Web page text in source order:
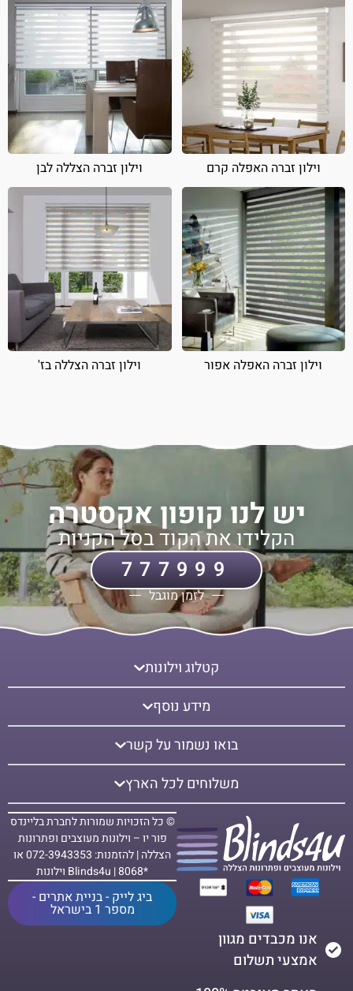
וילון זברה האפלה קרם וילון זברה הצללה לבן
וילון זברה האפלה אפור וילון זברה הצללה בז'
יש לנו קופון אקסטרה
הקלידו את הקוד בסל הקניות
777999
לזמן מוגבל
אנו מכבדים מגוון
אמצעי תשלום
© כל הזכויות שמורות לחברת בליינדס
פור יו – וילונות מעוצבים ופתרונות
הצללה | להזמנות: 072-3943353 או
*8068 | Blinds4u וילונות
ביג לייק - בניית אתרים -
מספר 1 בישראל
קטלוג וילונות
מידע נוסף
בואו נשמור על קשר
משלוחים לכל הארץ